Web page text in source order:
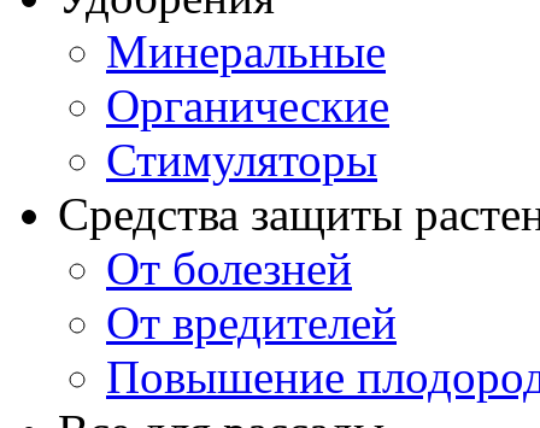
Минеральные
Органические
Стимуляторы
Средства защиты
От болезней
От вредителей
Повышение